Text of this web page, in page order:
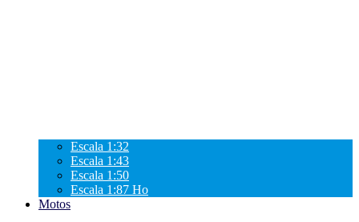
Escala 1:32
Escala 1:43
Escala 1:50
Escala 1:87 Ho
Motos